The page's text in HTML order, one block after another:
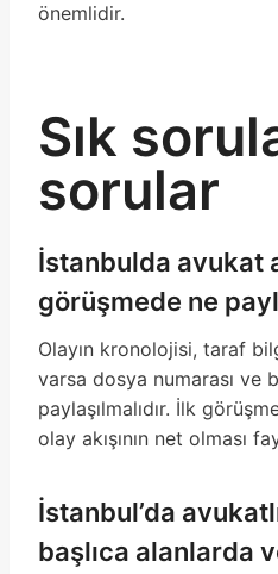
önemlidir.
Sık
sorular
İstanbulda avukat
görüşmede ne
Olayın kronolojisi, taraf
varsa dosya numarası ve
paylaşılmalıdır. İlk
olay akışının net olması
İstanbul’da
başlıca alanlarda